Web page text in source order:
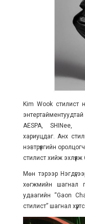
Kim Wook стилист
AESPA, SHINee,
хариуцдаг. Анх
нэвтрүүлгийн
стилист хийж
Мөн тэрээр
хөгжмийн шагнал
удаагийн “Gaon
стилист” шагнал